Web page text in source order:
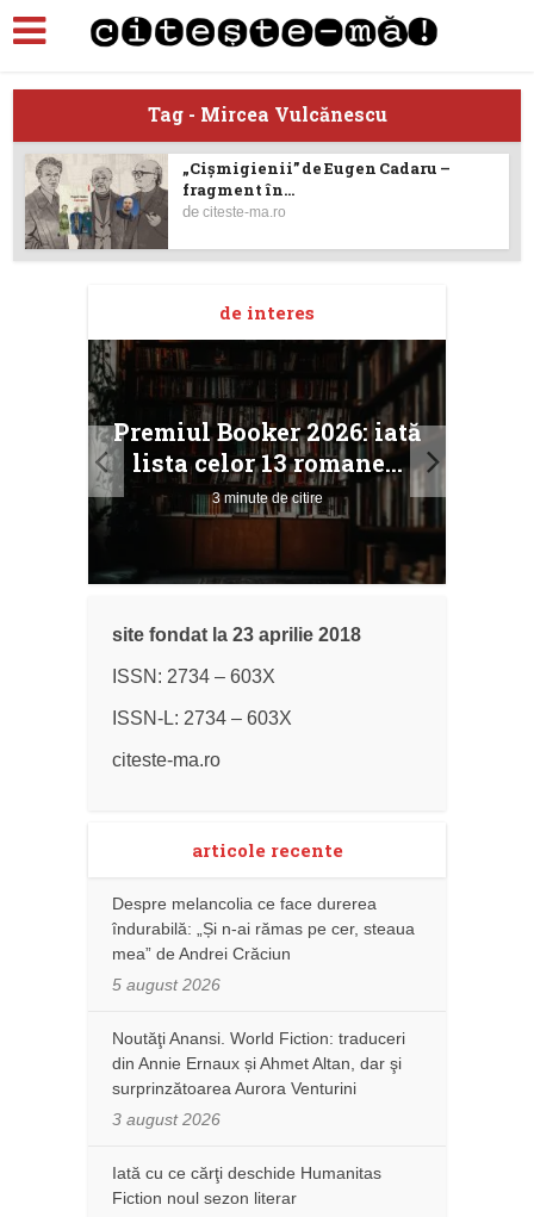
Tag - Mircea Vulcănescu
„Cişmigienii” de Eugen Cadaru –
fragment în...
deciteste-ma.ro
de interes
Premiul Booker 2026: iată
lista celor 13 romane...
3 minute de citire
site fondat la 23 aprilie 2018
ISSN: 2734 – 603X
ISSN-L: 2734 – 603X
citeste-ma.ro
articole recente
Despre melancolia ce face durerea
îndurabilă: „Și n-ai rămas pe cer, steaua
mea” de Andrei Crăciun
5 august 2026
Noutăţi Anansi. World Fiction: traduceri
din Annie Ernaux și Ahmet Altan, dar şi
surprinzătoarea Aurora Venturini
3 august 2026
Iată cu ce cărţi deschide Humanitas
Fiction noul sezon literar